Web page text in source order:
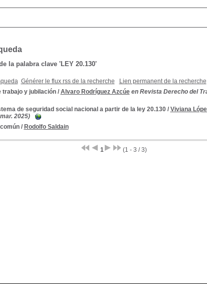
la palabra clave 'LEY 20.130'
Générer le flux rss de la recherche Lien permanent de la recherche
trabajo y jubilación/ Alvaro Rodríguez Azcúe en Revista Derecho del
de seguridad social nacional a partir de la ley 20.130/ Viviana
2025)
/ Rodolfo Saldain
1 (1 - 3 / 3)